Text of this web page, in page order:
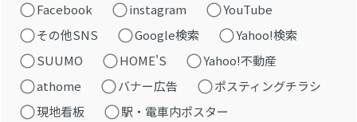
Facebook
instagram
YouTube
その他SNS
Google検索
Yahoo!検索
SUUMO
HOME'S
Yahoo!不動産
athome
バナー広告
ポスティングチラシ
現地看板
駅・電車内ポスター